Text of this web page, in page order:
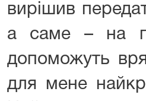
вирішив
а саме – на
допоможуть
для мене